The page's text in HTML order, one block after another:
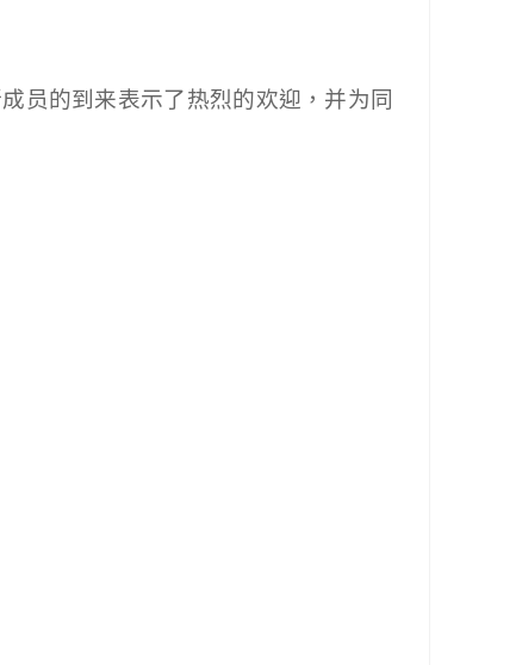
员的到来表示了热烈的欢迎，并为同